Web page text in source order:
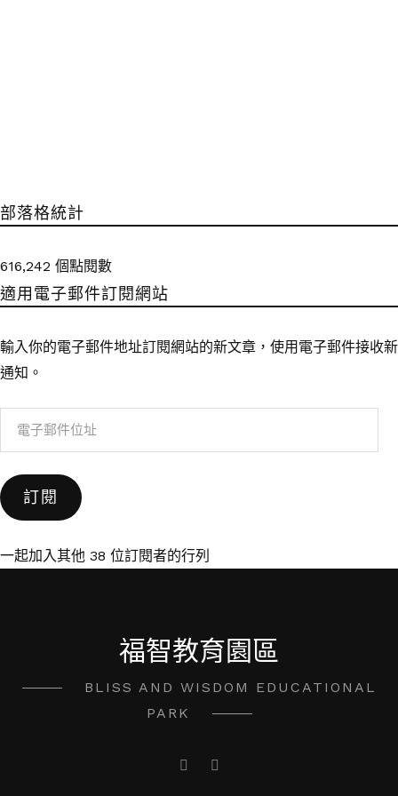
部落格統計
616,242 個點閱數
適用電子郵件訂閱網站
輸入你的電子郵件地址訂閱網站的新文章，使用電子郵件接收新
通知。
件
位
訂閱
一起加入其他 38 位訂閱者的行列
福智教育園區
BLISS AND WISDOM EDUCATIONAL
PARK